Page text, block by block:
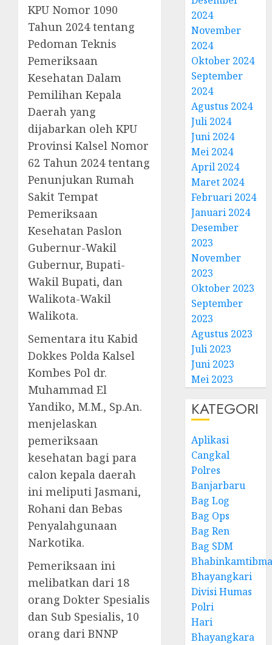
KPU Nomor 1090
Tahun 2024 tentang
Pedoman Teknis
Pemeriksaan
Kesehatan Dalam
Pemilihan Kepala
Daerah yang
dijabarkan oleh KPU
Provinsi Kalsel Nomor
62 Tahun 2024 tentang
Penunjukan Rumah
Sakit Tempat
Pemeriksaan
Kesehatan Paslon
Gubernur-Wakil
Gubernur, Bupati-
Wakil Bupati, dan
Walikota-Wakil
Walikota.
Sementara itu Kabid
Dokkes Polda Kalsel
Kombes Pol dr.
Muhammad El
Yandiko, M.M., Sp.An.
menjelaskan
pemeriksaan
kesehatan bagi para
calon kepala daerah
ini meliputi Jasmani,
Rohani dan Bebas
Penyalahgunaan
Narkotika.
Pemeriksaan ini
melibatkan dari 18
orang Dokter Spesialis
dan Sub Spesialis, 10
orang dari BNNP
2024
November
2024
Oktober 2024
September
2024
Agustus 2024
Juli 2024
Juni 2024
Mei 2024
April 2024
Maret 2024
Februari 2024
Januari 2024
Desember
2023
November
2023
Oktober 2023
September
2023
Agustus 2023
Juli 2023
Juni 2023
Mei 2023
KATEGORI
Aplikasi
Cangkal
Polres
Banjarbaru
Bag Log
Bag Ops
Bag Ren
Bag SDM
Bhayangkari
Divisi Humas
Polri
Hari
Bhayangkara